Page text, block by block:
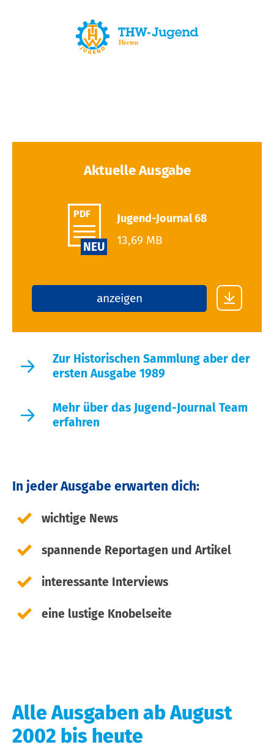
In jeder Ausgabe erwarten dich:
wichtige News
spannende Reportagen und Artikel
interessante Interviews
eine lustige Knobelseite
Aktuelle Ausgabe
PDF
NEU
Jugend-Journal 68
13,69 MB
anzeigen
Zur Historischen Sammlung aber der
ersten Ausgabe 1989
Mehr über das Jugend-Journal Team
erfahren
Alle Ausgaben ab August
2002 bis heute